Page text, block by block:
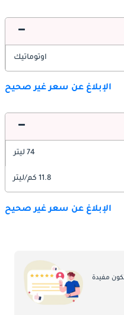
اوتوماتيك
الإبلاغ عن سعر غير صحيح
74 ليتر
11.8 كم/ليتر
الإبلاغ عن سعر غير صحيح
مفيدة